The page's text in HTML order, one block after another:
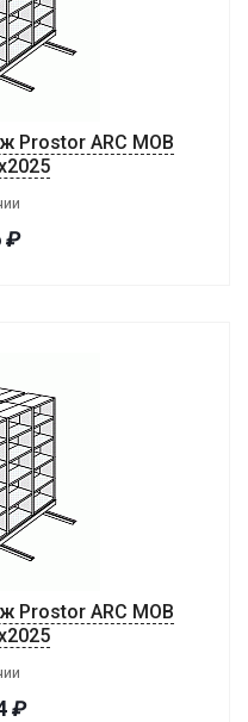
Prostor ARC MOB
₽
Prostor ARC MOB
₽